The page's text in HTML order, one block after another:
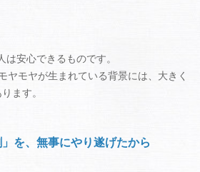
安心できるものです。
ヤモヤが生まれている背景には、大きく
ます。
を、無事にやり遂げたから